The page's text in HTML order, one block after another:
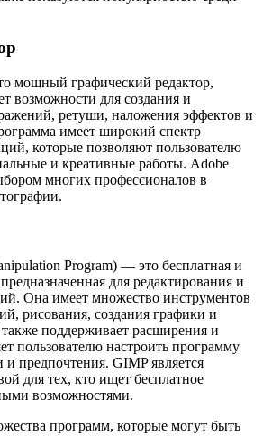
мощный графический редактор,
возможности для создания и
ретуши, наложения эффектов и
имеет широкий спектр
которые позволяют пользователю
и креативные работы. Adobe
многих профессионалов в
Program) — это бесплатная и
для редактирования и
Она имеет множество инструментов
рисования, создания графики и
поддерживает расширения и
пользователю настроить программу
и предпочтения. GIMP является
для тех, кто ищет бесплатное
возможностями.
программ, которые могут быть